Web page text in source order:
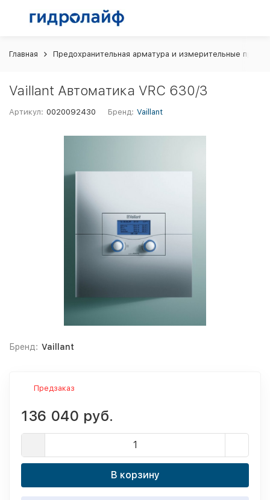
Главная Предохранительная арматура и измерительные
Vaillant Автоматика VRC 630/3
Артикул: 0020092430 Бренд: Vaillant
Бренд: Vaillant
Предзаказ
136 040 руб.
В корзину